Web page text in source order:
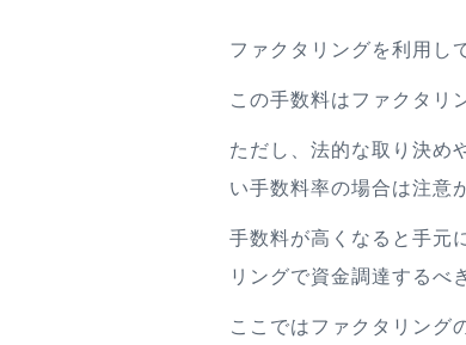
ファクタリングを利用し
この手数料はファクタリ
ただし、法的な取り決め
い手数料率の場合は注意
手数料が高くなると手元
リングで資金調達するべ
ここではファクタリング